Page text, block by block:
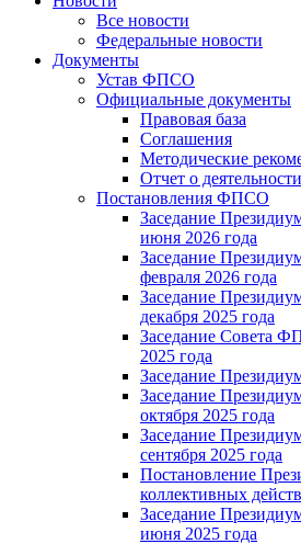
Все новости
Федеральные новости
Документы
Устав ФПСО
Официальные документы
Правовая база
Соглашения
Методические
Отчет о
Постановления ФПСО
Заседание
июня 2026 года
Заседание
февраля 2026 года
Заседание
декабря 2025 года
Заседание Совета
2025 года
Заседание
Заседание
октября 2025 года
Заседание
сентября 2025 года
Постановление
коллективных
Заседание
июня 2025 года